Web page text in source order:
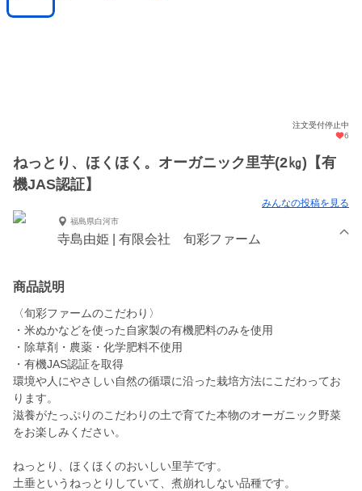
注文受付停止中
6
ねっとり、ほくほく。オーガニック里芋(2㎏)【有
機JAS認証】
みんなの投稿を見る
福島県白河市
寺島由姫 | 有限会社 旬彩ファーム
商品説明
〈旬彩ファームのこだわり〉
・米ぬかなどを使った自家製の有機肥料のみを使用
・除草剤・農薬・化学肥料不使用
・有機JAS認証を取得
環境や人にやさしい自然の循環に沿った栽培方法にこだわってお
ります。
滋養がたっぷりのこだわりの土で育てた本物のオーガニック野菜
をお楽しみください。
ねっとり、ほくほくのおいしい里芋です。
土垂というねっとりしていて、煮崩れしない品種です。